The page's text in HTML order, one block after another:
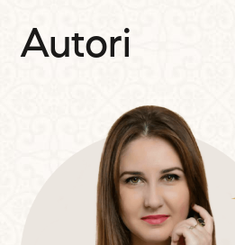
Autori